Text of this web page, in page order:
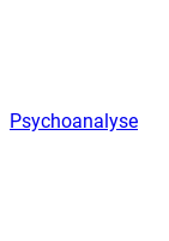
Psychoanalyse